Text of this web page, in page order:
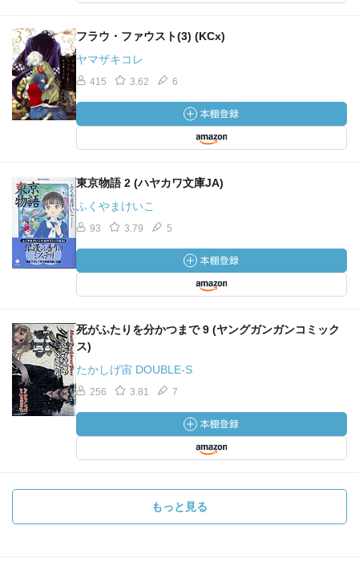
フラウ・ファウスト(3) (KCx)
ヤマザキコレ
415 3.62 6
東京物語 2 (ハヤカワ文庫JA)
ふくやまけいこ
93 3.79 5
死がふたりを分かつまで 9 (ヤングガンガンコミック
ス)
たかしげ宙 DOUBLE-S
256 3.81 7
もっと見る